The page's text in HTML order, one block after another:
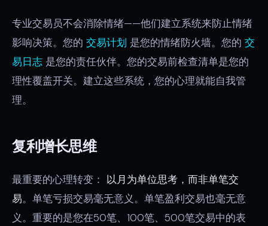
专业交易员不会消除情绪——他们建立系统来防止情绪
影响决策。您的 交易计划 是您的情绪防火墙。您的 交
易日志 是您的责任伙伴。您的交易前检查清单是您的
理性覆盖开关。建立这些系统，您的心理就能自我管
理。
复利增长思维
最重要的心理转变： 以月为单位思考，而非单笔交
易。单笔亏损交易毫无意义。单笔盈利交易也毫无意
义。重要的是您在50笔、100笔、500笔交易中的表